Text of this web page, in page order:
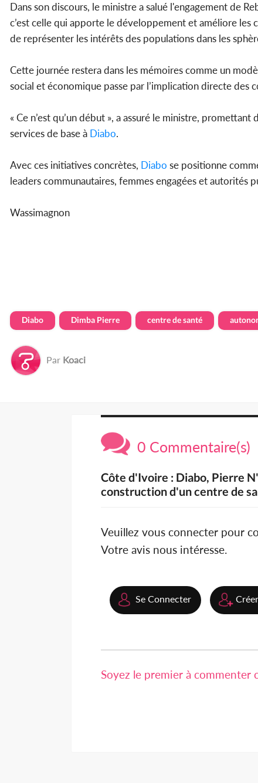
Dans son discours, le ministre a salué l'engagement de
c’est celle qui apporte le développement et améliore les
de représenter les intérêts des populations dans les
Cette journée restera dans les mémoires comme un
social et économique passe par l’implication directe des
« Ce n’est qu’un début », a assuré le ministre,
services de base à Diabo.
Avec ces initiatives concrètes, Diabo se positionne
leaders communautaires, femmes engagées et autorités
Wassimagnon
Diabo Dimba Pierre centre de santé
Par Koaci
0 Commentaire(s)
Côte d'Ivoire : Diabo, Pierre
construction d'un centre de
Veuillez vous connecter pour
Votre avis nous intéresse.
Se Connecter
Soyez le premier à commenter